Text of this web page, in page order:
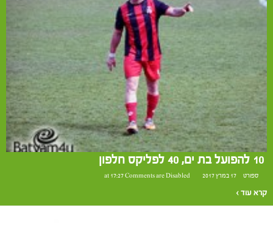
10 להפועל בת ים, 40 לפליקס חלפון
ספורט 17 במרץ 2017 at 17:27 Comments are Disabled
קרא עוד ›